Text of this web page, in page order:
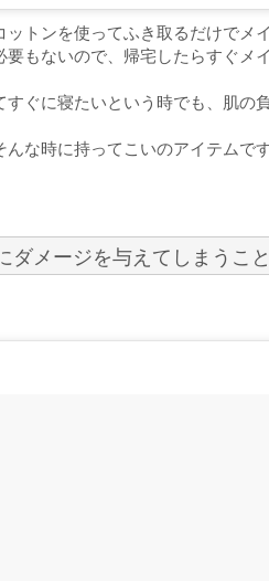
トンを使ってふき取るだけでメ
要もないので、帰宅したらすぐメ
すぐに寝たいという時でも、肌
な時に持ってこいのアイテムです
ダメージを与えてしまうこ